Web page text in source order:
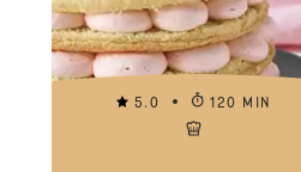
5.0 120 MIN